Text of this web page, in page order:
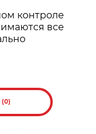
контроле
все